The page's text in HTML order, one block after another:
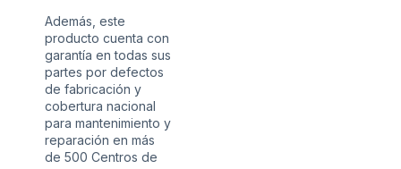
Además, este
producto cuenta con
garantía en todas sus
partes por defectos
de fabricación y
cobertura nacional
para mantenimiento y
reparación en más
de 500 Centros de